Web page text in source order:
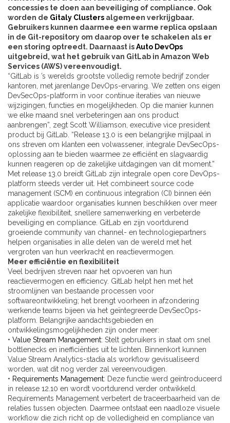
concessies te doen aan beveiliging of compliance. Ook
worden de Gitaly Clusters algemeen verkrijgbaar.
Gebruikers kunnen daarmee een warme replica opslaan
in de Git-repository om daarop over te schakelen als er
een storing optreedt. Daarnaast isAuto DevOps
uitgebreid, wat het gebruik van GitLab in Amazon Web
Services (AWS) vereenvoudigt.
“GitLab is ’s werelds grootste volledig remote bedrijf zonder
kantoren, met jarenlange DevOps-ervaring. We zetten ons eigen
DevSecOps-platform in voor continue iteraties van nieuwe
wijzigingen, functies en mogelijkheden. Op die manier kunnen
we elke maand snel verbeteringen aan ons product
aanbrengen”, zegt Scott Williamson, executive vice president
product bij GitLab. “Release 13.0 is een belangrijke mijlpaal in
ons streven om klanten een volwassener, integrale DevSecOps-
oplossing aan te bieden waarmee ze efficiënt en slagvaardig
kunnen reageren op de zakelijke uitdagingen van dit moment.”
Met release 13.0 breidt GitLab zijn integrale open core DevOps-
platform steeds verder uit. Het combineert source code
management (SCM) en continuous integration (CI) binnen één
applicatie waardoor organisaties kunnen beschikken over meer
zakelijke flexibiliteit, snellere samenwerking en verbeterde
beveiliging en compliance. GitLab en zijn voortdurend
groeiende community van channel- en technologiepartners
helpen organisaties in alle delen van de wereld met het
vergroten van hun veerkracht en reactievermogen.
Meer efficiëntie en flexibiliteit
Veel bedrijven streven naar het opvoeren van hun
reactievermogen en efficiency. GitLab helpt hen met het
stroomlijnen van bestaande processen voor
softwareontwikkeling; het brengt voorheen in afzondering
werkende teams bijeen via het geïntegreerde DevSecOps-
platform. Belangrijke aandachtsgebieden en
ontwikkelingsmogelijkheden zijn onder meer:
• Value Stream Management: Stelt gebruikers in staat om snel
bottlenecks en inefficiënties uit te lichten. Binnenkort kunnen
Value Stream Analytics-stadia als workflow gevisualiseerd
worden, wat dit nog verder zal vereenvoudigen.
• Requirements Management: Deze functie werd geïntroduceerd
in release 12.10 en wordt voortdurend verder ontwikkeld.
Requirements Management verbetert de traceerbaarheid van de
relaties tussen objecten. Daarmee ontstaat een naadloze visuele
workflow die zich richt op de volledigheid en compliance van